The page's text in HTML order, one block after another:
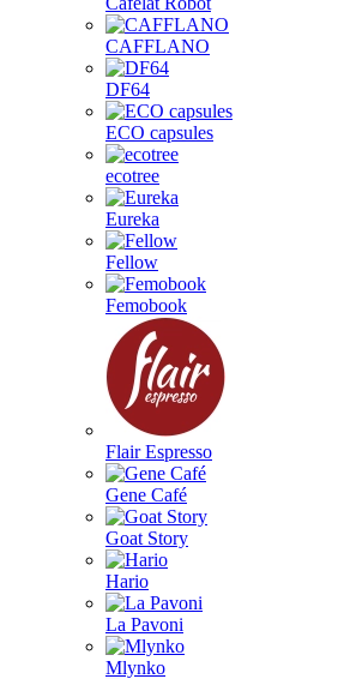
CAFFLANO
DF64
ECO capsules
ecotree
Eureka
Fellow
Femobook
Flair Espresso
Gene Café
Goat Story
Hario
La Pavoni
Mlynko